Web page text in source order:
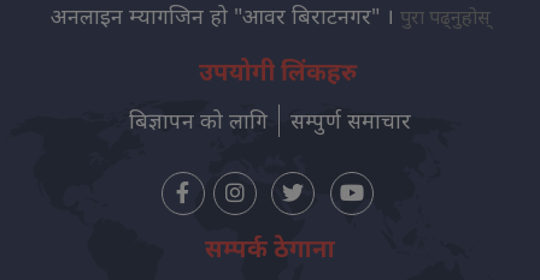
अनलाइन म्यागजिन हो "आवर बिराटनगर" । पुरा पढ्नुहोस्
उपयोगी लिंकहरु
बिज्ञापन को लागि सम्पुर्ण समाचार
सम्पर्क ठेगाना